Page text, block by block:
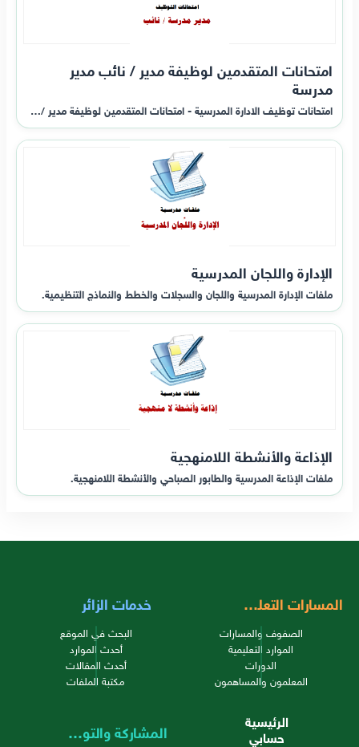
امتحانات المتقدمين لوظيفة مدير / نائب مدير
مدرسة
امتحانات توظيف الادارة المدرسية - امتحانات المتقدمين لوظيفة مدير /…
الإدارة واللجان المدرسية
ملفات الإدارة المدرسية واللجان والسجلات والخطط والنماذج التنظيمية.
الإذاعة والأنشطة اللامنهجية
ملفات الإذاعة المدرسية والطابور الصباحي والأنشطة اللامنهجية.
المسارات التعليمية
الصفوف والمسارات
الموارد التعليمية
الدورات
المعلمون والمساهمون
خدمات الزائر
البحث في الموقع
أحدث الموارد
أحدث المقالات
مكتبة الملفات
الرئيسية
حسابي المشاركة والتواصل